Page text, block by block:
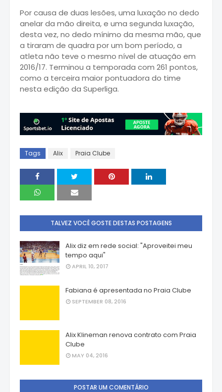
Por causa de duas lesões, uma luxação no dedo
anelar da mão direita, e uma segunda luxação,
desta vez, no dedo mínimo da mesma mão, que
a tiraram de quadra por um bom período, a
atleta não teve o mesmo nível de atuação em
2016/17. Terminou a temporada com 261 pontos,
como a terceira maior pontuadora do time
nesta edição da Superliga.
Tags Alix Praia Clube
TALVEZ VOCÊ GOSTE DESTAS POSTAGENS
Alix diz em rede social: "Aproveitei meu
tempo aqui"
APRIL 10, 2017
Fabiana é apresentada no Praia Clube
SEPTEMBER 08, 2016
Alix Klineman renova contrato com Praia
Clube
MAY 04, 2016
POSTAR UM COMENTÁRIO